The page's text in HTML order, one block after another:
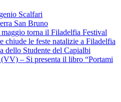
Scalfari
San Bruno
torna il Filadelfia Festival
chiude le feste natalizie a Filadelfia
dello Studente del Capialbi
– Si presenta il libro “Portami